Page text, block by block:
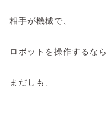
相手が機械で、
ロボットを操作するなら
まだしも、